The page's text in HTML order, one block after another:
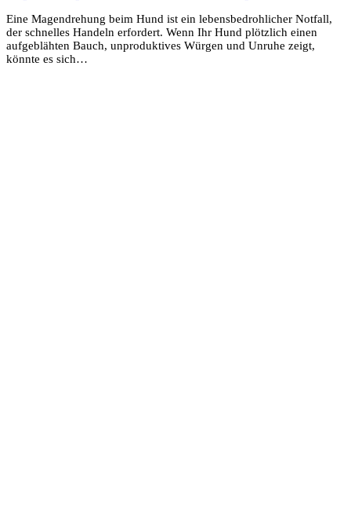
Eine Magendrehung beim Hund ist ein lebensbedrohlicher Notfall,
der schnelles Handeln erfordert. Wenn Ihr Hund plötzlich einen
aufgeblähten Bauch, unproduktives Würgen und Unruhe zeigt,
könnte es sich…